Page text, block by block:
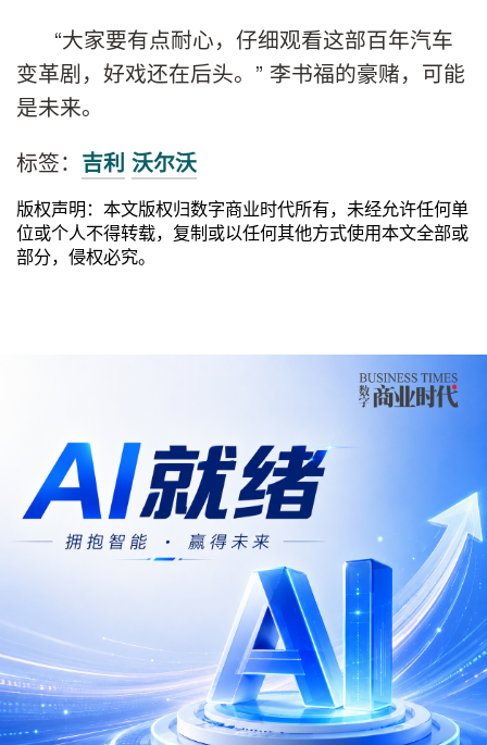
“大家要有点耐心，仔细观看这部百年汽车
变革剧，好戏还在后头。” 李书福的豪赌，可能
是未来。
标签： 吉利 沃尔沃
版权声明：本文版权归数字商业时代所有，未经允许任何单
位或个人不得转载，复制或以任何其他方式使用本文全部或
部分，侵权必究。